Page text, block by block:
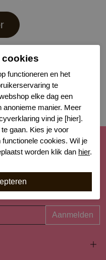
de nieuwsbrief
én acties. Laat je
Aanmelden
functioneren en het
te
elke dag een
anonieme manier. Meer
vind je [hier].
gaan. Kies je voor
cookies. Wil je
worden klik dan hier.